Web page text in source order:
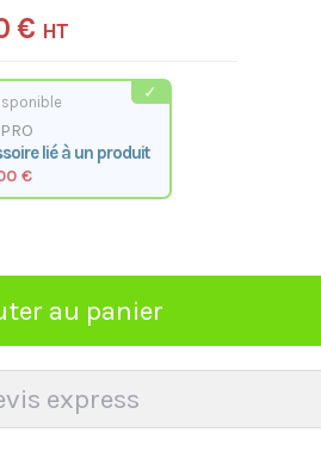
€ HT
lié à un produit
€